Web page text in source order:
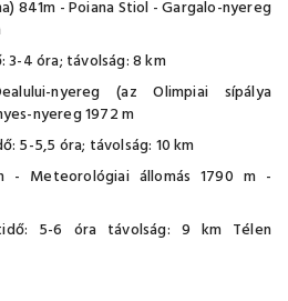
841m - Poiana Stiol - Gargalo-nyereg
3-4 óra; távolság: 8 km
nyereg (az Olimpiai sípálya
nyereg 1972 m
5-5,5 óra; távolság: 10 km
- Meteorológiai állomás 1790 m -
5-6 óra távolság: 9 km Télen